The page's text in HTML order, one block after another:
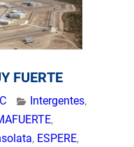
FUERTE
Intergentes,
,
, ESPERE,